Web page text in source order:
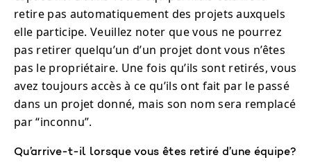
retire pas automatiquement des projets auxquels
elle participe. Veuillez noter que vous ne pourrez
pas retirer quelqu’un d’un projet dont vous n’êtes
pas le propriétaire. Une fois qu’ils sont retirés, vous
avez toujours accès à ce qu’ils ont fait par le passé
dans un projet donné, mais son nom sera remplacé
par “inconnu”.
Qu’arrive-t-il lorsque vous êtes retiré d’une équipe?